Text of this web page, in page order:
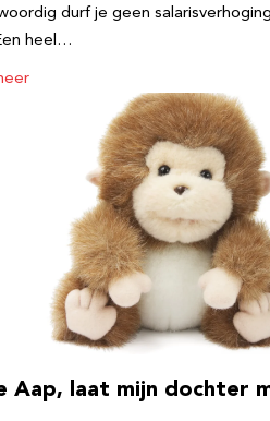
durf je geen
heel…
Aap, laat mijn dochter